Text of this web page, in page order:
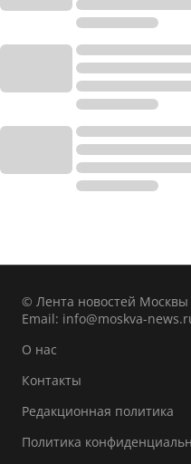
© Лента новостей Москвы
Email: info@moskva-
О нас
Контакты
Редакционная политика
Политика